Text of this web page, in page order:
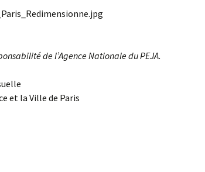
de l’Agence Nationale du PEJA.
et la Ville de Paris